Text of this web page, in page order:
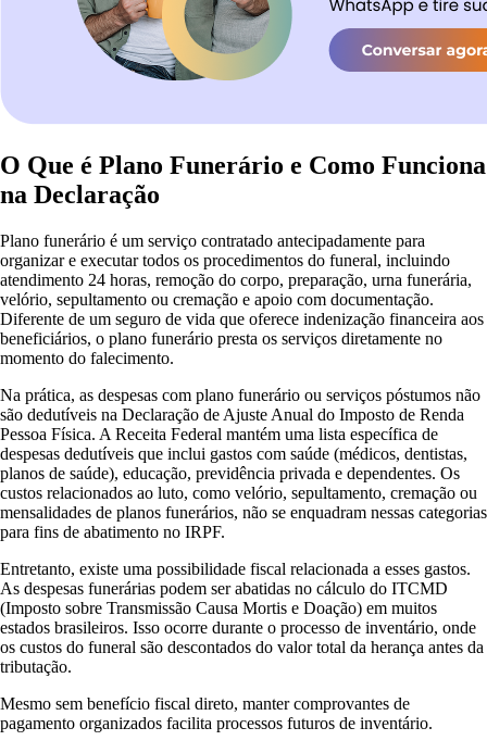
O Que é Plano Funerário e Como Funciona
na Declaração
Plano funerário é um serviço contratado antecipadamente para
organizar e executar todos os procedimentos do funeral, incluindo
atendimento 24 horas, remoção do corpo, preparação, urna funerária,
velório, sepultamento ou cremação e apoio com documentação.
Diferente de um seguro de vida que oferece indenização financeira aos
beneficiários, o plano funerário presta os serviços diretamente no
momento do falecimento.
Na prática, as despesas com plano funerário ou serviços póstumos não
são dedutíveis na Declaração de Ajuste Anual do Imposto de Renda
Pessoa Física. A Receita Federal mantém uma lista específica de
despesas dedutíveis que inclui gastos com saúde (médicos, dentistas,
planos de saúde), educação, previdência privada e dependentes. Os
custos relacionados ao luto, como velório, sepultamento, cremação ou
mensalidades de planos funerários, não se enquadram nessas categorias
para fins de abatimento no IRPF.
Entretanto, existe uma possibilidade fiscal relacionada a esses gastos.
As despesas funerárias podem ser abatidas no cálculo do ITCMD
(Imposto sobre Transmissão Causa Mortis e Doação) em muitos
estados brasileiros. Isso ocorre durante o processo de inventário, onde
os custos do funeral são descontados do valor total da herança antes da
tributação.
Mesmo sem benefício fiscal direto, manter comprovantes de
pagamento organizados facilita processos futuros de inventário.